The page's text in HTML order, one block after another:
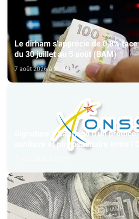
Le dirham s'apprécie de 0,8%
du 30 juillet au 5 août (BAM)
7 août 2026 à 20:49
Signature à Santiago d'un
sanitaire et phytosanitaire entre